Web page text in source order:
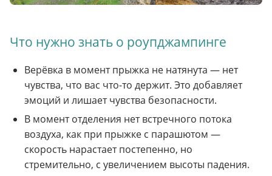
Что нужно знать о роупджампинге
Верёвка в момент прыжка не натянута — нет
чувства, что вас что-то держит. Это добавляет
эмоций и лишает чувства безопасности.
В момент отделения нет встречного потока
воздуха, как при прыжке с парашютом —
скорость нарастает постепенно, но
стремительно, с увеличением высоты падения.